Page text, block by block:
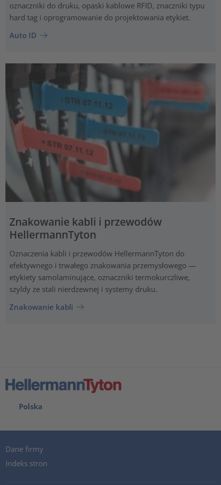
oznaczniki do druku, opaski kablowe RFID, znaczniki typu
hard tag i oprogramowanie do projektowania etykiet.
Auto ID
Znakowanie kabli i przewodów
HellermannTyton
Oznaczenia kabli i przewodów HellermannTyton do
efektywnego i trwałego znakowania przemysłowego —
etykiety samolaminujące, oznaczniki termokurczliwe,
szyldy ze stali nierdzewnej i systemy druku.
Znakowanie kabli
Polska
Dane firmy
Indeks stron